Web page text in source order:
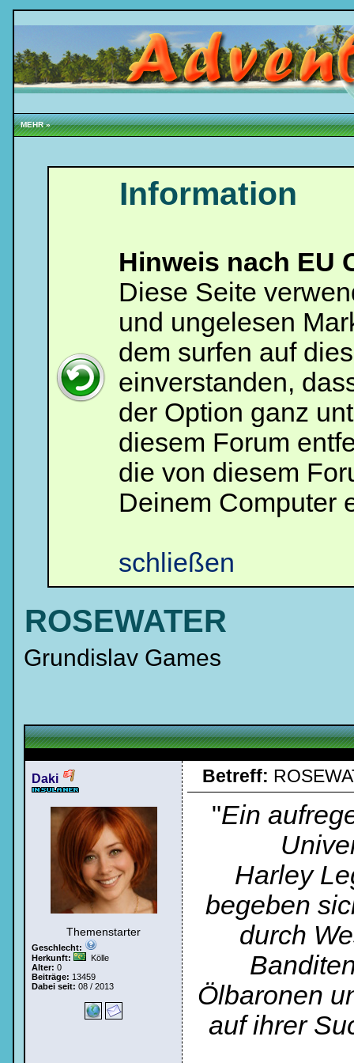
MEHR »
Loginbox
Trage
Information
Hinweis nach EU
Diese Seite
und ungelesen
dem surfen auf
einverstanden,
der Option ganz
diesem Forum
die von diesem
Deinem Computer
schließen
ROSEWATER
Grundislav Games
Daki
Themenstarter
Geschlecht:
Herkunft:
Kölle
Alter: 0
Beiträge: 13459
Dabei seit: 08 / 2013
Betreff:
"Ein
Harley
begeben
durch
Ölbaronen
auf ihrer